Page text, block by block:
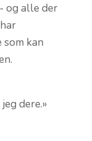
og alle der
kan
dere.»